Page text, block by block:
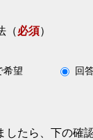
（必須）
希望 回
したら、下の確